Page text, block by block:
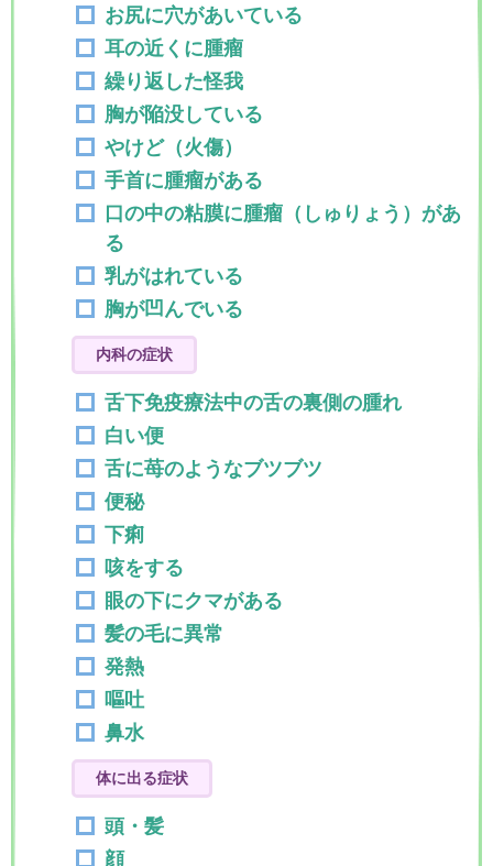
お尻に穴があいている
耳の近くに腫瘤
繰り返した怪我
胸が陥没している
やけど（火傷）
手首に腫瘤がある
口の中の粘膜に腫瘤（しゅりょう）があ
る
乳がはれている
胸が凹んでいる
内科の症状
舌下免疫療法中の舌の裏側の腫れ
白い便
舌に苺のようなブツブツ
便秘
下痢
咳をする
眼の下にクマがある
髪の毛に異常
発熱
嘔吐
鼻水
体に出る症状
頭・髪
顔